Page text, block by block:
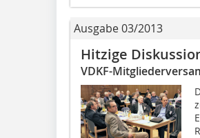
Ausgabe 03/2013
Hitzige
VDKF-